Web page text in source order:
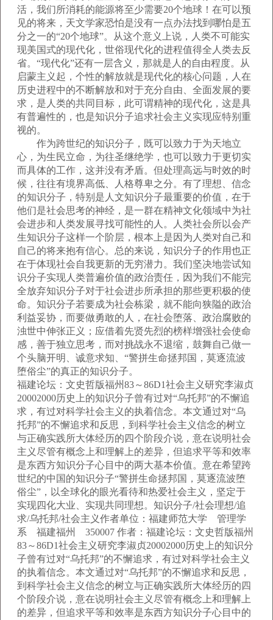
活，我们所消耗的能源将至少需要20个地球！在可以预
见的将来，天文学家恐怕是没有一点办法找到哪怕是五
分之一的“20个地球”。从这个意义上说，人类不可能实
现美国式的现代化，世俗现代化的进程值得全人类去反
省。“现代化”还有一层含义，那就是人的自由程度。从
启蒙主义起，个性的解放就是现代化的核心问题，人在
历史进程中的不断解放和对于充分自由、全面发展的要
求，是人类的共同目标，此可谓精神的现代化，这是具
有普遍性的，也是知识分子追求社会主义实现应特别重
视的。
作为跨世纪的知识分子，既可以致力于为天地立
心，为生民立命，为往圣继绝学，也可以致力于更切实
而具体的工作，这并没有矛盾。但处理高远与时效的时
候，往往有境界高低、人格尊卑之分。有了理想、信念
的知识分子，特别是人文知识分子最重要的价值，在于
他们是社会思考的神经，是一群在精神文化领域中为社
会进步和人类发展寻找可能性的人。人类社会所以会产
生知识分子这样一个阶层，根本上是因为人类对自己和
自己的将来抱有信心。总的来说，知识分子的作用也正
在于体现社会自我更新的无穷潜力。我们坚决地尝试知
识分子实现人类普遍价值的政治责任，因为我们不能完
全放弃知识分子对于社会进步所承担的那些更积极的使
命。知识分子若要成为社会栋梁，就不能向狭隘的政治
利益妥协，而要做勇敢的人，在社会堕落、政治腐败的
浊世中伸张正义；应借着先贤先烈的榜样增强社会使命
感，善于独立思考，而对挑战永不退缩，鼓舞自己做一
个头脑开明、诚意求知、“警拼生命拯邦国，莫逐流波
堕俗尘”的真正的知识分子。
福建论坛：文史哲版福州83～86D1社会主义研究李淑贞
20002000历史上的知识分子曾有过对“乌托邦”的不懈追
求，有过对科学社会主义的执着信念。本文通过对“乌
托邦”的不懈追求和反思，到科学社会主义信念的树立
与正确实践所大体经历的四个阶段介说，意在说明社会
主义尽管有概念上和理解上的差异，但追求平等和效率
是东西方知识分子心目中的两大基本价值。意在希望跨
世纪的中国的知识分子“警拼生命拯邦国，莫逐流波堕
俗尘”，以全球化的眼光看待和热爱社会主义，坚定于
实现四化大业、实现共同理想。知识分子/社会理想/追
求/乌托邦/社会主义作者单位：福建师范大学 管理学
系 福建福州 350007 作者：福建论坛：文史哲版福州
83～86D1社会主义研究李淑贞20002000历史上的知识分
子曾有过对“乌托邦”的不懈追求，有过对科学社会主义
的执着信念。本文通过对“乌托邦”的不懈追求和反思，
到科学社会主义信念的树立与正确实践所大体经历的四
个阶段介说，意在说明社会主义尽管有概念上和理解上
的差异，但追求平等和效率是东西方知识分子心目中的